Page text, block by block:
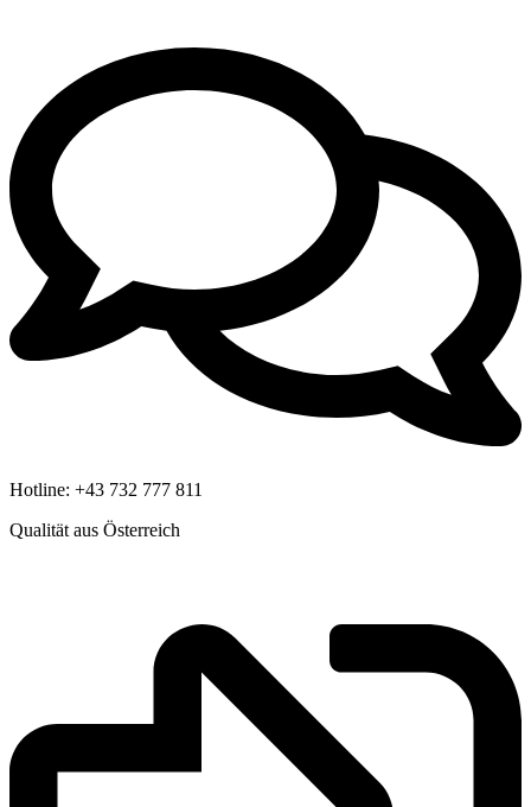
Hotline: +43 732 777 811
Qualität aus Österreich